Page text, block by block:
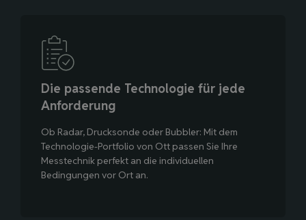
Die passende Technologie für jede
Anforderung
Ob Radar, Drucksonde oder Bubbler: Mit dem
Technologie-Portfolio von Ott passen Sie Ihre
Messtechnik perfekt an die individuellen
Bedingungen vor Ort an.